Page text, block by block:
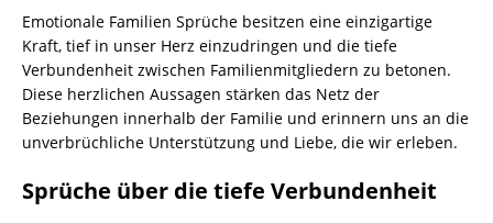
Emotionale Familien Sprüche besitzen eine einzigartige
Kraft, tief in unser Herz einzudringen und die tiefe
Verbundenheit zwischen Familienmitgliedern zu betonen.
Diese herzlichen Aussagen stärken das Netz der
Beziehungen innerhalb der Familie und erinnern uns an die
unverbrüchliche Unterstützung und Liebe, die wir erleben.
Sprüche über die tiefe Verbundenheit